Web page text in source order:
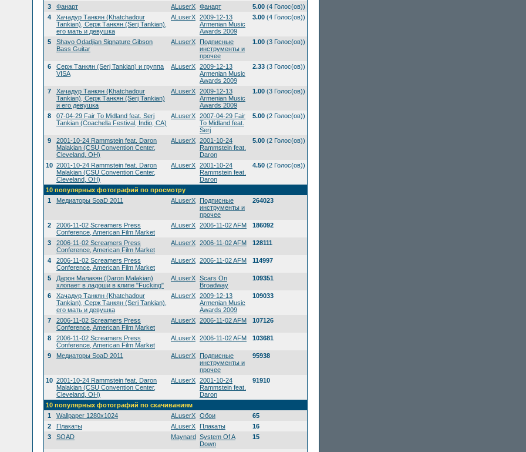
3 Фанарт ALuserX Фанарт 5.00 (4 Голос(ов))
4
Хачадур Танкян (Khatchadour
Tankian), Серж Танкян (Serj Tankian),
его мать и девушка
ALuserX 2009-12-13
Armenian Music
Awards 2009
3.00 (4 Голос(ов))
5
Shavo Odadjian Signature Gibson
Bass Guitar
ALuserX Подписные
инструменты и
прочее
1.00 (3 Голос(ов))
6
Серж Танкян (Serj Tankian) и группа
VISA
ALuserX 2009-12-13
Armenian Music
Awards 2009
2.33 (3 Голос(ов))
7
Хачадур Танкян (Khatchadour
Tankian), Серж Танкян (Serj Tankian)
и его девушка
ALuserX 2009-12-13
Armenian Music
Awards 2009
1.00 (3 Голос(ов))
8
07-04-29 Fair To Midland feat. Serj
Tankian (Coachella Festival, Indio, CA)
ALuserX 2007-04-29 Fair
To Midland feat.
Serj
5.00 (2 Голос(ов))
9
2001-10-24 Rammstein feat. Daron
Malakian (CSU Convention Center,
Cleveland, OH)
ALuserX 2001-10-24
Rammstein feat.
Daron
5.00 (2 Голос(ов))
10 2001-10-24 Rammstein feat. Daron
Malakian (CSU Convention Center,
Cleveland, OH)
ALuserX 2001-10-24
Rammstein feat.
Daron
4.50 (2 Голос(ов))
10 популярных фотографий по просмотру
1
Медиаторы SoaD 2011 ALuserX Подписные
инструменты и
прочее
264023
2
2006-11-02 Screamers Press
Conference, American Film Market
ALuserX 2006-11-02 AFM 186092
3
2006-11-02 Screamers Press
Conference, American Film Market
ALuserX 2006-11-02 AFM 128111
4
2006-11-02 Screamers Press
Conference, American Film Market
ALuserX 2006-11-02 AFM 114997
5
Дарон Малакян (Daron Malakian)
хлопает в ладоши в клипе "Fucking"
ALuserX Scars On
Broadway
109351
6
Хачадур Танкян (Khatchadour
Tankian), Серж Танкян (Serj Tankian),
его мать и девушка
ALuserX 2009-12-13
Armenian Music
Awards 2009
109033
7
2006-11-02 Screamers Press
Conference, American Film Market
ALuserX 2006-11-02 AFM 107126
8
2006-11-02 Screamers Press
Conference, American Film Market
ALuserX 2006-11-02 AFM 103681
9 Медиаторы SoaD 2011 ALuserX Подписные
инструменты и
прочее
95938
10 2001-10-24 Rammstein feat. Daron
Malakian (CSU Convention Center,
Cleveland, OH)
ALuserX 2001-10-24
Rammstein feat.
Daron
91910
10 популярных фотографий по скачиваниям
1
Wallpaper 1280x1024 ALuserX Обои
65
2
Плакаты ALuserX Плакаты
16
3
SOAD Maynard System Of A
Down
15